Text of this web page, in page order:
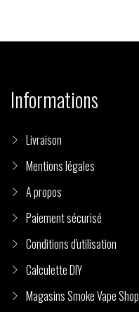
Informations
Livraison
Mentions légales
A propos
Paiement sécurisé
Conditions d'utilisation
Calculette DIY
Magasins Smoke Vape Shop